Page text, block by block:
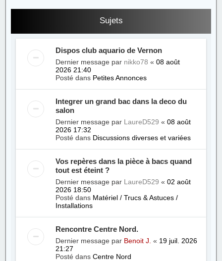
Sujets
Dispos club aquario de Vernon
Dernier message par nikko78 «08 août
2026 21:40
Posté dans Petites Annonces
Integrer un grand bac dans la deco du
salon
Dernier message par LaureD529 «08 août
2026 17:32
Posté dans Discussions diverses et variées
Vos repères dans la pièce à bacs quand
tout est éteint ?
Dernier message par LaureD529 «02 août
2026 18:50
Posté dans Matériel / Trucs & Astuces /
Installations
Rencontre Centre Nord.
Dernier message par Benoit J. « 19 juil. 2026
21:27
Posté dansCentre Nord